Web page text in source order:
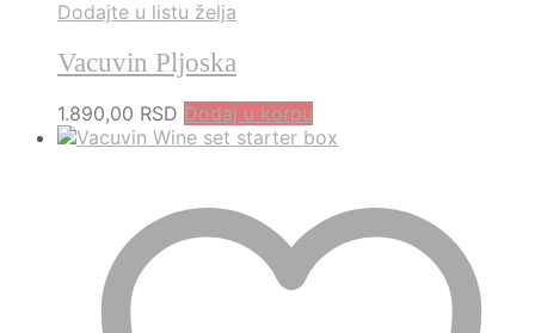
Dodajte u listu želja
Vacuvin Pljoska
1.890,00 RSD Dodaj u korpu